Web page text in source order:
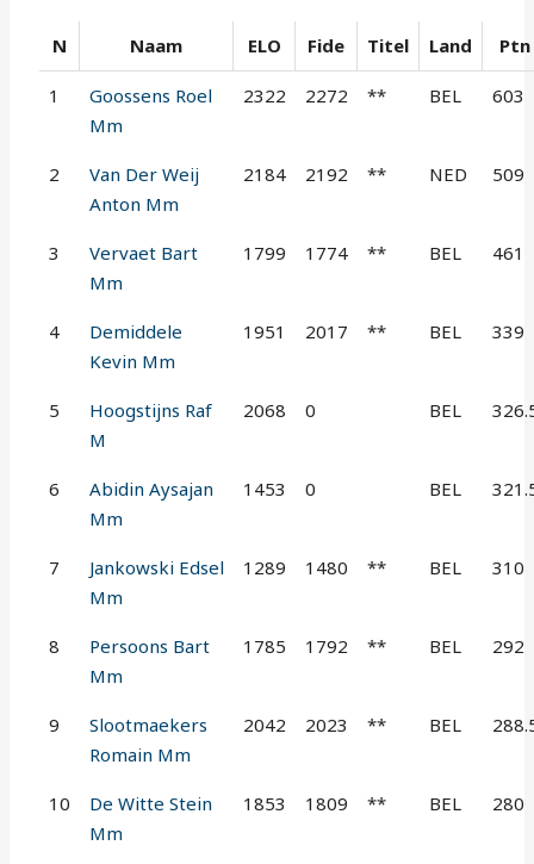
N Naam ELO Fide Titel Land Ptn
1
Goossens Roel
Mm
2322 2272 ** BEL 603
2
Van Der Weij
Anton Mm
2184 2192 ** NED 509
3
Vervaet Bart
Mm
1799 1774 ** BEL 461
4
Demiddele
Kevin Mm
1951 2017 ** BEL 339
5
Hoogstijns Raf
M
2068 0 BEL
6
Abidin Aysajan
Mm
1453 0 BEL
7
Jankowski Edsel
Mm
1289 1480 ** BEL 310
8
Persoons Bart
Mm
1785 1792 ** BEL 292
9
Slootmaekers
Romain Mm
2042 2023 ** BEL
10
De Witte Stein
Mm
1853 1809 ** BEL 280